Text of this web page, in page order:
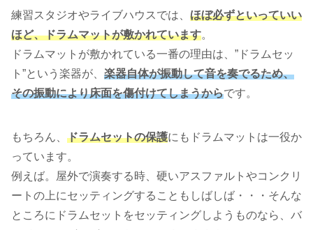
練習スタジオやライブハウスでは、 ほぼ必ずといっていい
ほど、ドラムマットが敷かれています。
ドラムマットが敷かれている一番の理由は、”ドラムセッ
ト”という楽器が、 楽器自体が振動して音を奏でるため、
その振動により床面を傷付けてしまうからです。
もちろん、 ドラムセットの保護にもドラムマットは一役か
っています。
例えば。屋外で演奏する時、硬いアスファルトやコンクリ
ートの上にセッティングすることもしばしば・・・そんな
ところにドラムセットをセッティングしようものなら、バ